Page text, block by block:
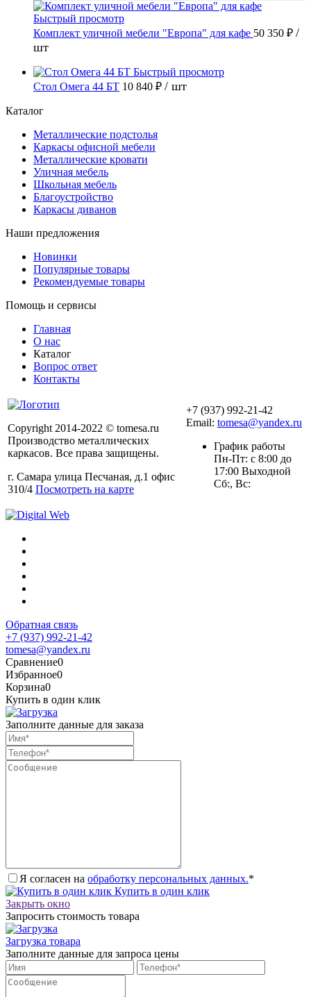
Быстрый просмотр
Комплект уличной мебели "Европа" для кафе 50 350 ₽ /
шт
Быстрый просмотр
Стол Омега 44 БТ 10 840 ₽ / шт
Каталог
Металлические подстолья
Каркасы офисной мебели
Металлические кровати
Уличная мебель
Школьная мебель
Благоустройство
Каркасы диванов
Наши предложения
Новинки
Популярные товары
Рекомендуемые товары
Помощь и сервисы
Главная
О нас
Каталог
Вопрос ответ
Контакты
Copyright 2014-2022 © tomesa.ru
Производство металлических
каркасов. Все права защищены.
г. Самара улица Песчаная, д.1 офис
310/4 Посмотреть на карте
+7 (937) 992-21-42
Email: tomesa@yandex.ru
График работы
Пн-Пт: с 8:00 до
17:00 Выходной
Сб:, Вс:
Обратная связь
+7 (937) 992-21-42
tomesa@yandex.ru
Сравнение0
Избранное0
Корзина0
Купить в один клик
Заполните данные для заказа
Я согласен на обработку персональных данных.*
Купить в один клик
Закрыть окно
Запросить стоимость товара
Загрузка товара
Заполните данные для запроса цены